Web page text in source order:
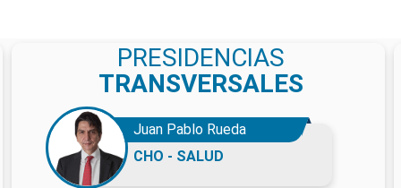
PRESIDENCIAS
TRANSVERSALES
Juan Pablo Rueda
CHO - SALUD